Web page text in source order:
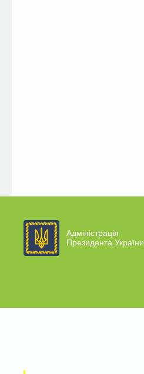
Адміністрація
Президента України